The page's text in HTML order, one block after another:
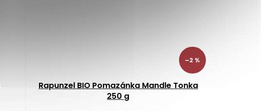
–2 %
Rapunzel BIO Pomazánka Mandle Tonka
250 g